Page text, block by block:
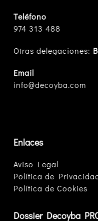
Teléfono
974 313 488
Otras delegaciones:
Email
info@decoyba.com
Enlaces
Aviso Legal
Política de
Política de Cookies
Dossier Decoyba